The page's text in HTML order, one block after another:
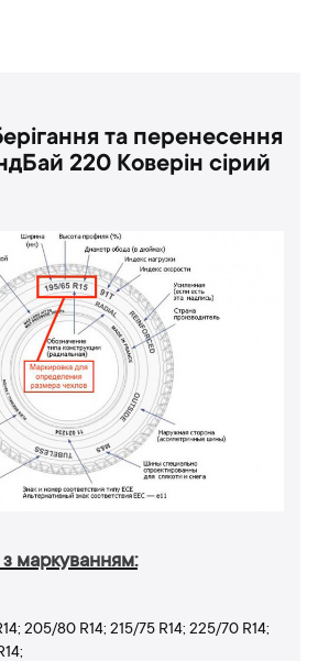
та перенесення
220 Коверін сірий
маркуванням:
205/80 R14; 215/75 R14; 225/70 R14;